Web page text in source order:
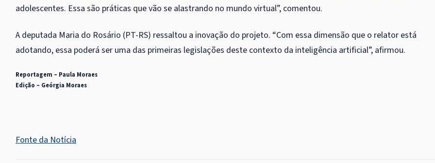
adolescentes. Essa são práticas que vão se alastrando no mundo virtual”, comentou.
A deputada Maria do Rosário (PT-RS) ressaltou a inovação do projeto. “Com essa dimensão que o relator está
adotando, essa poderá ser uma das primeiras legislações deste contexto da inteligência artificial”, afirmou.
Reportagem – Paula Moraes
Edição – Geórgia Moraes
Fonte da Notícia